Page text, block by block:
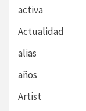
activa
Actualidad
alias
años
Artist